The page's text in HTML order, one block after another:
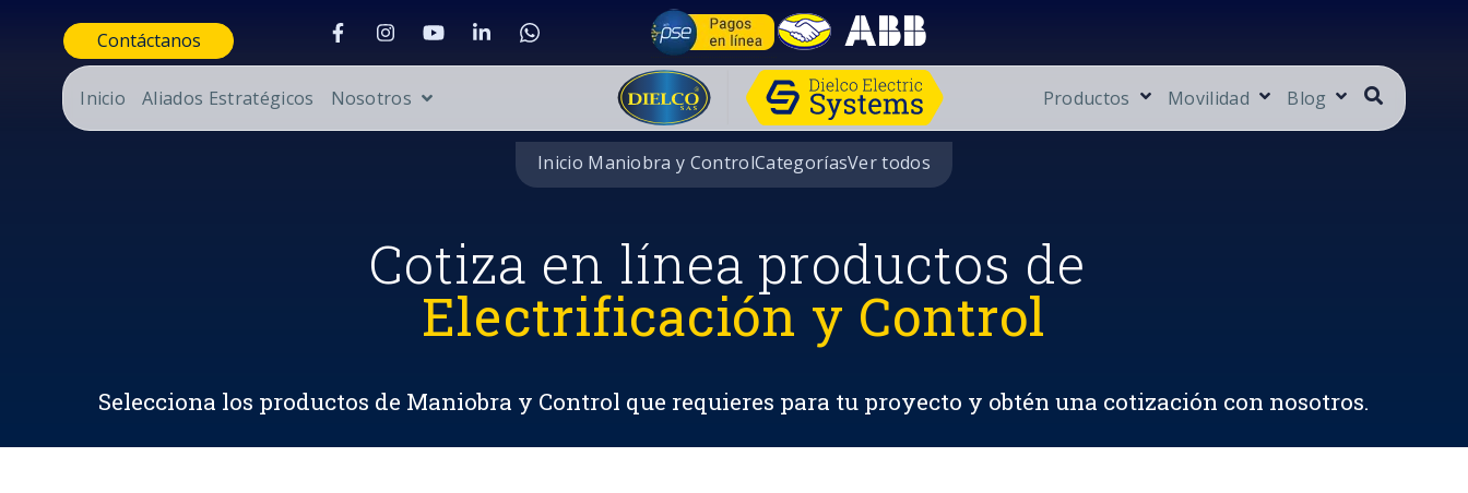
Contáctanos
Inicio Aliados Estratégicos Nosotros Productos Movilidad Blog
Inicio Maniobra y ControlCategoríasVer todos
Cotiza en línea productos de
Electrificación y Control
Selecciona los productos de Maniobra y Control que requieres para tu proyecto y obtén una cotización con nosotros.